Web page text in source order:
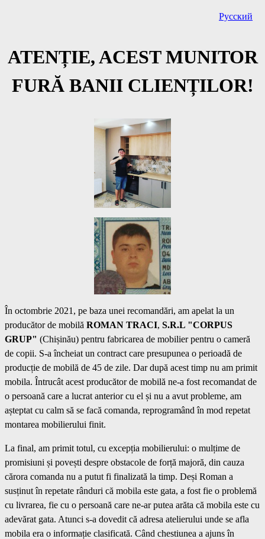
Русский
ATENȚIE, ACEST MUNITOR
FURĂ BANII CLIENȚILOR!
În octombrie 2021, pe baza unei recomandări, am apelat la un
producător de mobilă ROMAN TRACI, S.R.L "CORPUS
GRUP" (Chișinău) pentru fabricarea de mobilier pentru o cameră
de copii. S-a încheiat un contract care presupunea o perioadă de
producție de mobilă de 45 de zile. Dar după acest timp nu am primit
mobila. Întrucât acest producător de mobilă ne-a fost recomandat de
o persoană care a lucrat anterior cu el și nu a avut probleme, am
așteptat cu calm să se facă comanda, reprogramând în mod repetat
montarea mobilierului finit.
La final, am primit totul, cu excepția mobilierului: o mulțime de
promisiuni și povești despre obstacole de forță majoră, din cauza
cărora comanda nu a putut fi finalizată la timp. Deși Roman a
susținut în repetate rânduri că mobila este gata, a fost fie o problemă
cu livrarea, fie cu o persoană care ne-ar putea arăta că mobila este cu
adevărat gata. Atunci s-a dovedit că adresa atelierului unde se afla
mobila era o informație clasificată. Când chestiunea a ajuns în